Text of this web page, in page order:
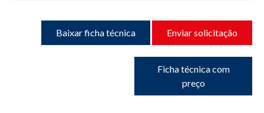
Baixar ficha técnica Enviar solicitação
Ficha técnica com
preço